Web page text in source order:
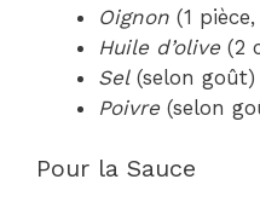
Oignon (1
Huile d’olive (2
Sel(selon goût)
Poivre (selon
Pour la Sauce